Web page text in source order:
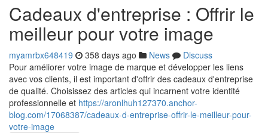
Cadeaux d'entreprise : Offrir le
meilleur pour votre image
myamrbx648419 358 days ago News
Discuss
Pour améliorer votre image de marque et développer les liens
avec vos clients, il est important d'offrir des cadeaux d'entreprise
de qualité. Choisissez des articles qui incarnent votre identité
professionnelle et https://aronlhuh127370.anchor-
blog.com/17068387/cadeaux-d-entreprise-offrir-le-meilleur-pour-
votre-image